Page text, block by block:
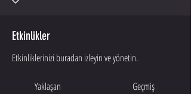
Etkinlikler
Etkinliklerinizi buradan izleyin ve yönetin.
Yaklaşan Geçmiş